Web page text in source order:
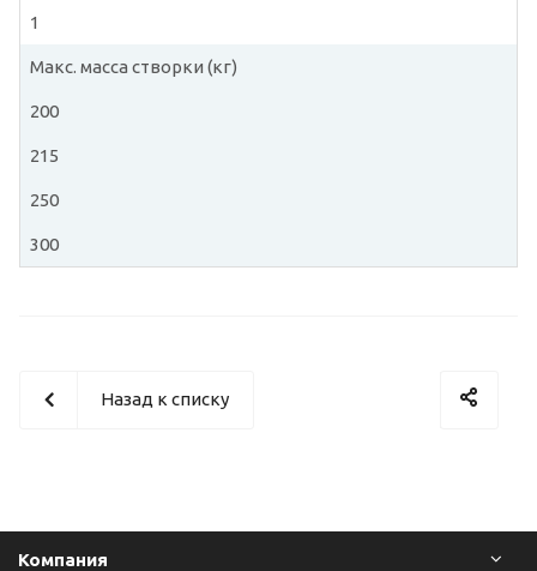
1
Макс. масса створки (кг)
200
215
250
300
Назад к списку
Компания